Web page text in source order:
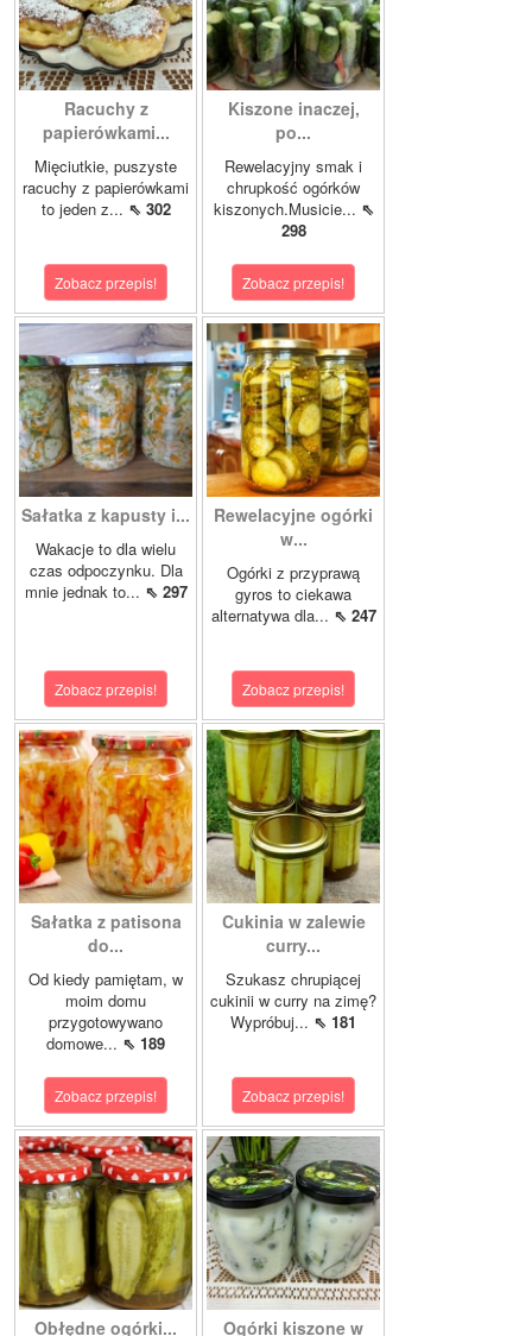
Racuchy z
papierówkami...
Mięciutkie, puszyste
racuchy z papierówkami
to jeden z... ⇖ 302
Zobacz przepis!
Kiszone inaczej,
po...
Rewelacyjny smak i
chrupkość ogórków
kiszonych.Musicie... ⇖
298
Zobacz przepis!
Sałatka z kapusty i...
Wakacje to dla wielu
czas odpoczynku. Dla
mnie jednak to... ⇖ 297
Zobacz przepis!
Rewelacyjne ogórki
w...
Ogórki z przyprawą
gyros to ciekawa
alternatywa dla... ⇖ 247
Zobacz przepis!
Sałatka z patisona
do...
Od kiedy pamiętam, w
moim domu
przygotowywano
domowe... ⇖ 189
Zobacz przepis!
Cukinia w zalewie
curry...
Szukasz chrupiącej
cukinii w curry na zimę?
Wypróbuj... ⇖ 181
Zobacz przepis!
Obłędne ogórki... Ogórki kiszone w